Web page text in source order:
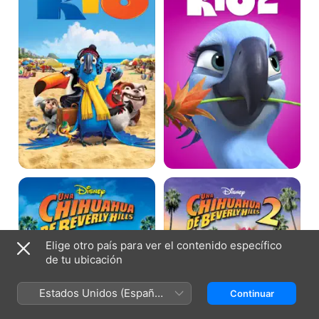
Una
chihuahua
de
Beverly
Hills
Una
chihuahua
de
Beverly
Hills
Elige otro país para ver el contenido específico
de tu ubicación
Estados Unidos (Español
México)
Continuar